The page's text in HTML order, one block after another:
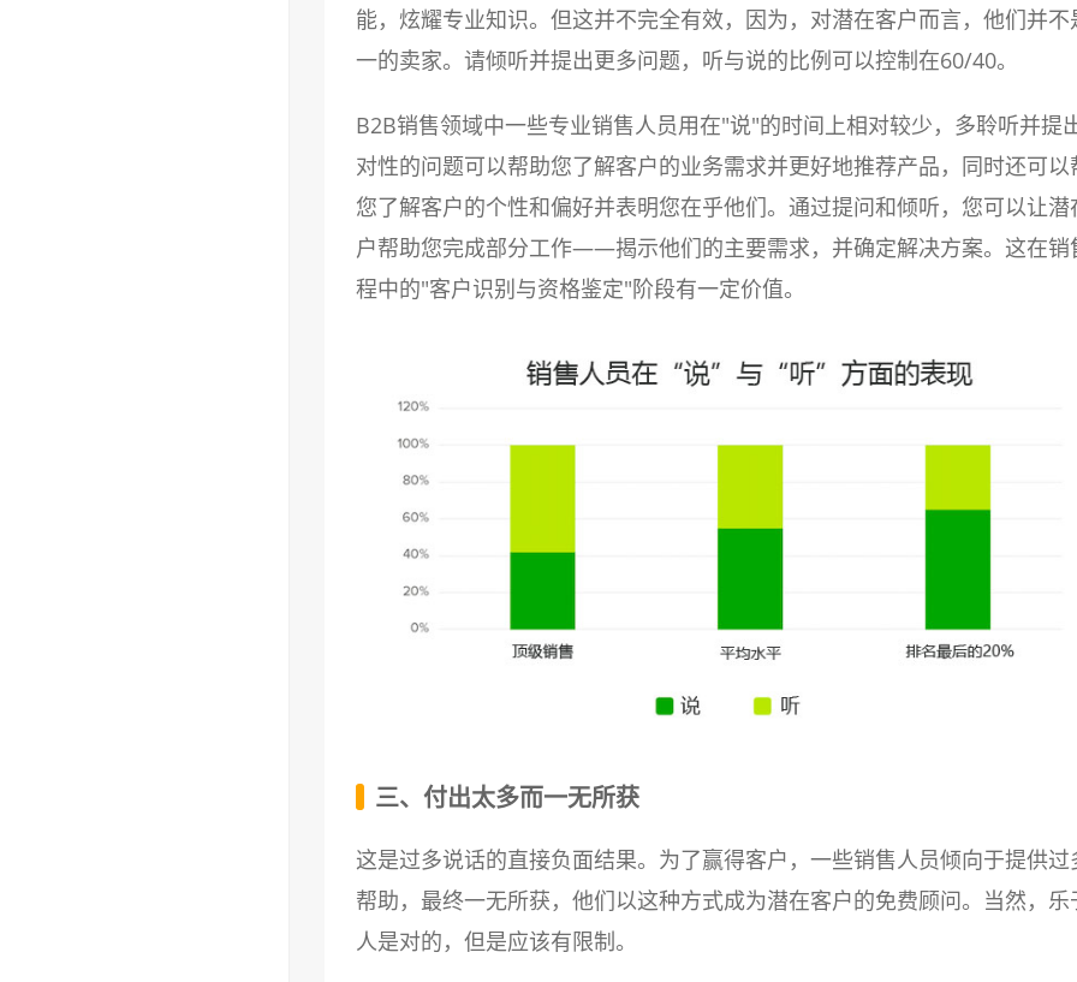
能，炫耀专业知识。但这并不完全有效，因为，对潜在客户而言，他们并不
一的卖家。请倾听并提出更多问题，听与说的比例可以控制在60/40。
B2B销售领域中一些专业销售人员用在"说"的时间上相对较少，多聆听并提
对性的问题可以帮助您了解客户的业务需求并更好地推荐产品，同时还可以
您了解客户的个性和偏好并表明您在乎他们。通过提问和倾听，您可以让潜
户帮助您完成部分工作——揭示他们的主要需求，并确定解决方案。这在销
程中的"客户识别与资格鉴定"阶段有一定价值。
三、付出太多而一无所获
这是过多说话的直接负面结果。为了赢得客户，一些销售人员倾向于提供过
帮助，最终一无所获，他们以这种方式成为潜在客户的免费顾问。当然，乐
人是对的，但是应该有限制。